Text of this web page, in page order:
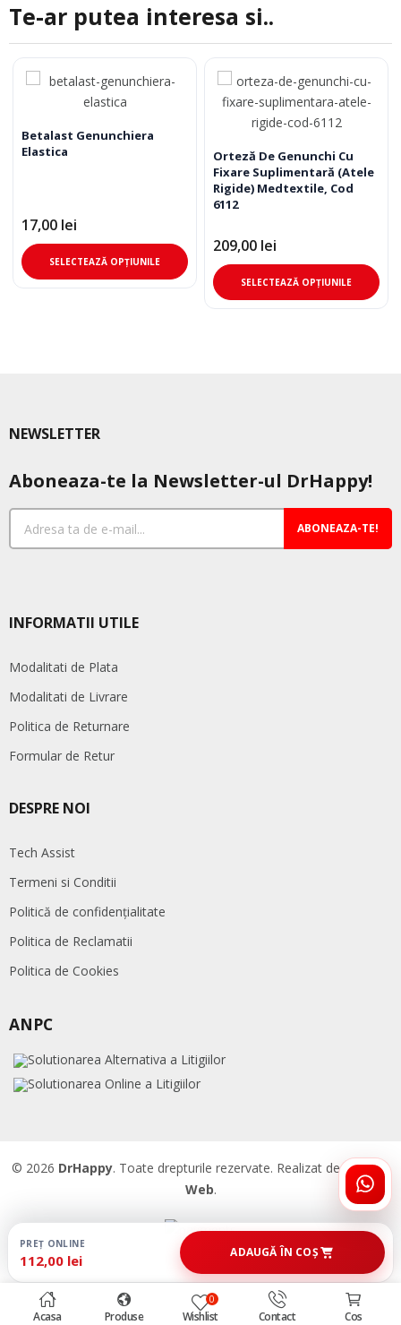
Acasa Produse
0
Wishlist Contact Cos
Te-ar putea interesa si..
Betalast Genunchiera
Elastica
17,00 lei
SELECTEAZĂ OPȚIUNILE
Acest
produs
pagina
Orteză De Genunchi Cu
Fixare Suplimentară (Atele
Rigide) Medtextile, Cod
6112
209,00 lei
SELECTEAZĂ OPȚIUNILE
NEWSLETTER
Aboneaza-te la Newsletter-ul DrHappy!
ABONEAZA-TE!
INFORMATII UTILE
Modalitati de Plata
Modalitati de Livrare
Politica de Returnare
Formular de Retur
DESPRE NOI
Tech Assist
Termeni si Conditii
Politică de confidențialitate
Politica de Reclamatii
Politica de Cookies
ANPC
© 2026 DrHappy. Toate drepturile rezervate. Realizat deAccent
Web.
PREȚ ONLINE
112,00 lei ADAUGĂ ÎN COȘ